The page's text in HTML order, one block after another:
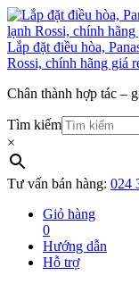
Lắp đặt điều hòa,
Rossi, chính hãng giá
Chân thành hợp tác –
Tìm kiếm
×
Tư vấn bán hàng: 024
Giỏ hàng
0
Hướng dẫn
Hỗ trợ